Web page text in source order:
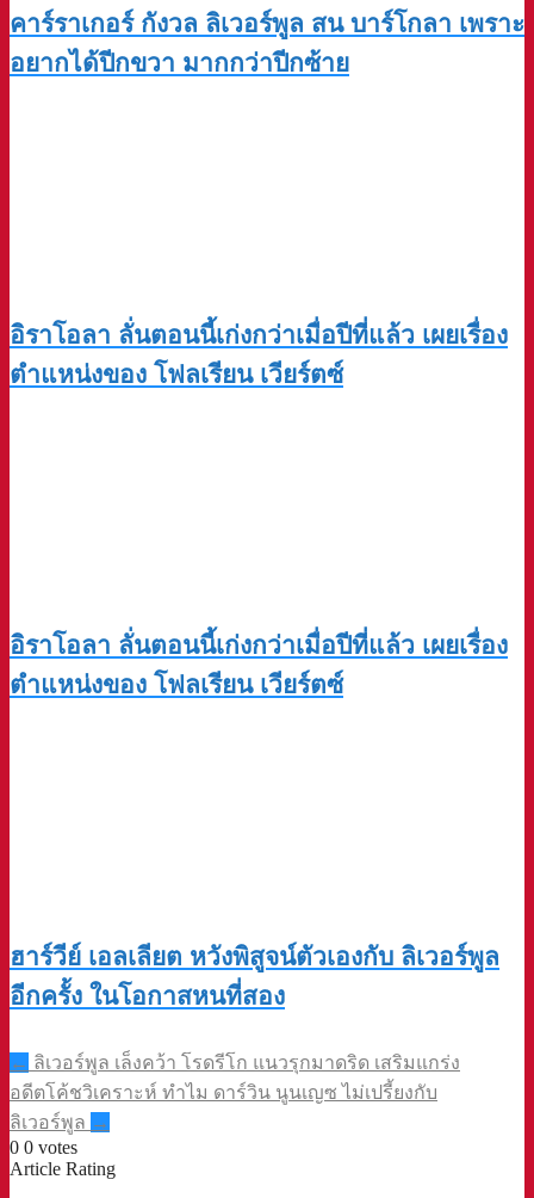
คาร์ราเกอร์ กังวล ลิเวอร์พูล สน บาร์โกลา เพราะ
อยากได้ปีกขวา มากกว่าปีกซ้าย
อิราโอลา ลั่นตอนนี้เก่งกว่าเมื่อปีที่แล้ว เผยเรื่อง
ตำแหน่งของ โฟลเรียน เวียร์ตซ์
อิราโอลา ลั่นตอนนี้เก่งกว่าเมื่อปีที่แล้ว เผยเรื่อง
ตำแหน่งของ โฟลเรียน เวียร์ตซ์
ฮาร์วีย์ เอลเลียต หวังพิสูจน์ตัวเองกับ ลิเวอร์พูล
อีกครั้ง ในโอกาสหนที่สอง
Post
navigation
← ลิเวอร์พูล เล็งคว้า โรดรีโก แนวรุกมาดริด เสริมแกร่ง
อดีตโค้ชวิเคราะห์ ทำไม ดาร์วิน นูนเญซ ไม่เปรี้ยงกับ
ลิเวอร์พูล →
0 0 votes
Article Rating